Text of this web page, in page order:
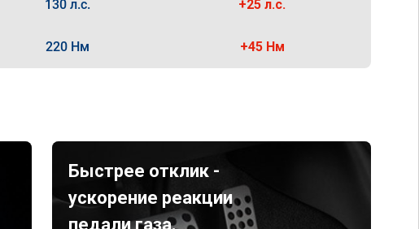
130 л.с. +25 л.с.
220 Нм +45 Нм
Быстрее отклик -
ускорение реакции
педали газа.